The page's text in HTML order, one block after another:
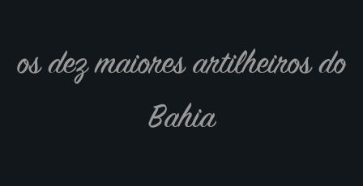
os dez maiores artilheiros do
Bahia